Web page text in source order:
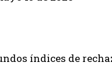
índices de